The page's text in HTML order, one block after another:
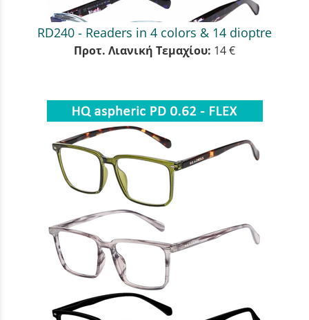
RD240 - Readers in 4 colors & 14 dioptre
Προτ. Λιανική Τεμαχίου: 14 €